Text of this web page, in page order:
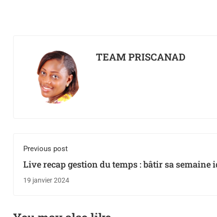
TEAM PRISCANAD
Previous post
Live recap gestion du temps : bâtir sa semaine
19 janvier 2024